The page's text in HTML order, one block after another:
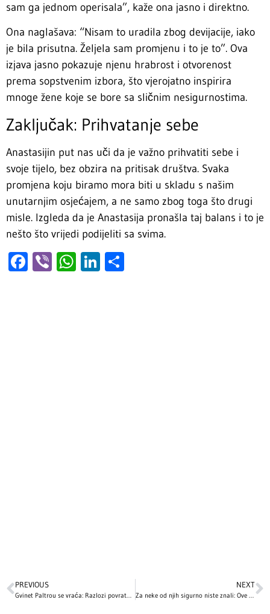
sam ga jednom operisala”, kaže ona jasno i direktno.
Ona naglašava: “Nisam to uradila zbog devijacije, iako
je bila prisutna. Željela sam promjenu i to je to”. Ova
izjava jasno pokazuje njenu hrabrost i otvorenost
prema sopstvenim izbora, što vjerojatno inspirira
mnoge žene koje se bore sa sličnim nesigurnostima.
Zaključak: Prihvatanje sebe
Anastasijin put nas uči da je važno prihvatiti sebe i
svoje tijelo, bez obzira na pritisak društva. Svaka
promjena koju biramo mora biti u skladu s našim
unutarnjim osjećajem, a ne samo zbog toga što drugi
misle. Izgleda da je Anastasija pronašla taj balans i to je
nešto što vrijedi podijeliti sa svima.
Facebook
ViberWhatsApp
LinkedIn
PREVIOUS NEXT